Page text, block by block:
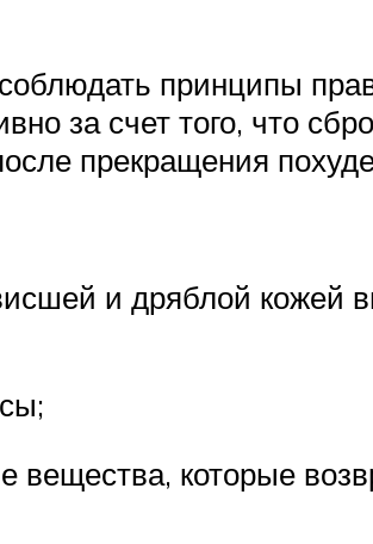
принципы
за счет того, что
прекращения
и дряблой кожей
вещества, которые